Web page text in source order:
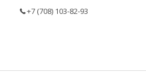
+7 (708) 103-82-93